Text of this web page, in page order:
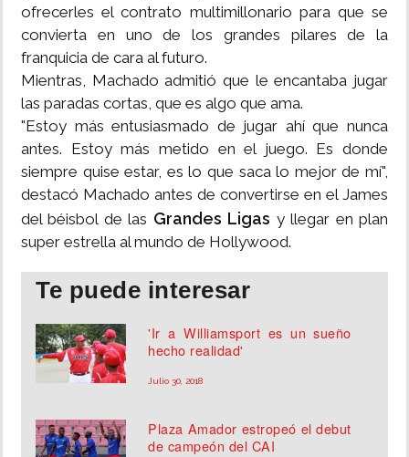
ofrecerles el contrato multimillonario para que se
convierta en uno de los grandes pilares de la
franquicia de cara al futuro.
Mientras, Machado admitió que le encantaba jugar
las paradas cortas, que es algo que ama.
"Estoy más entusiasmado de jugar ahí que nunca
antes. Estoy más metido en el juego. Es donde
siempre quise estar, es lo que saca lo mejor de mí",
destacó Machado antes de convertirse en el James
del béisbol de las Grandes Ligas y llegar en plan
super estrella al mundo de Hollywood.
Te puede interesar
'Ir a Williamsport es un sueño
hecho realidad'
Julio 30, 2018
Plaza Amador estropeó el debut
de campeón del CAI